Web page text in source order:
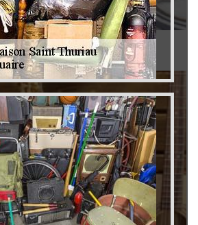
Brocanteur 79